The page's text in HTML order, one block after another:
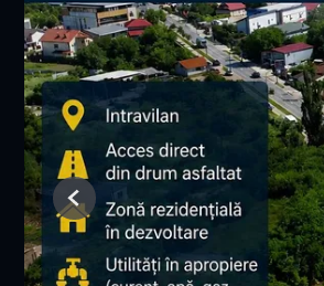
Previous